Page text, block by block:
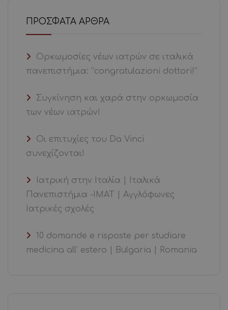
ΠΡΌΣΦΑΤΑ ΆΡΘΡΑ
Ορκωμοσίες νέων ιατρών σε ιταλικά
πανεπιστήμια: “congratulazioni dottori!”
Συγκίνηση και χαρά στην ορκωμοσία
των νέων ιατρών!
Οι επιτυχίες του Da Vinci
συνεχίζονται!
Ιατρική στην Ιταλία | Ιταλικά
Πανεπιστήμια -ΙΜΑΤ | Αγγλόφωνες
Ιατρικές σχολές
10 domande e risposte per studiare
medicina all’ estero | Bulgaria | Romania